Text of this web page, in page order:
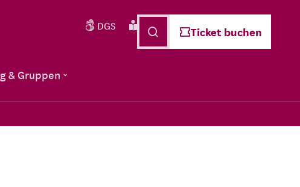
& Gruppen
DGS Leichte Sprache Deutsch
Ticket buchen